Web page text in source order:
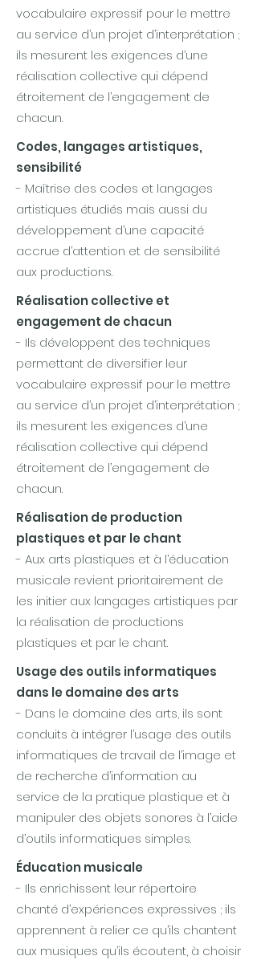
vocabulaire expressif pour le mettre
au service d’un projet d’interprétation ;
ils mesurent les exigences d’une
réalisation collective qui dépend
étroitement de l’engagement de
chacun.
Codes, langages artistiques,
sensibilité
- Maîtrise des codes et langages
artistiques étudiés mais aussi du
développement d’une capacité
accrue d’attention et de sensibilité
aux productions.
Réalisation collective et
engagement de chacun
- Ils développent des techniques
permettant de diversifier leur
vocabulaire expressif pour le mettre
au service d’un projet d’interprétation ;
ils mesurent les exigences d’une
réalisation collective qui dépend
étroitement de l’engagement de
chacun.
Réalisation de production
plastiques et par le chant
- Aux arts plastiques et à l’éducation
musicale revient prioritairement de
les initier aux langages artistiques par
la réalisation de productions
plastiques et par le chant.
Usage des outils informatiques
dans le domaine des arts
- Dans le domaine des arts, ils sont
conduits à intégrer l’usage des outils
informatiques de travail de l’image et
de recherche d’information au
service de la pratique plastique et à
manipuler des objets sonores à l’aide
d’outils informatiques simples.
Éducation musicale
- Ils enrichissent leur répertoire
chanté d’expériences expressives ; ils
apprennent à relier ce qu’ils chantent
aux musiques qu’ils écoutent, à choisir